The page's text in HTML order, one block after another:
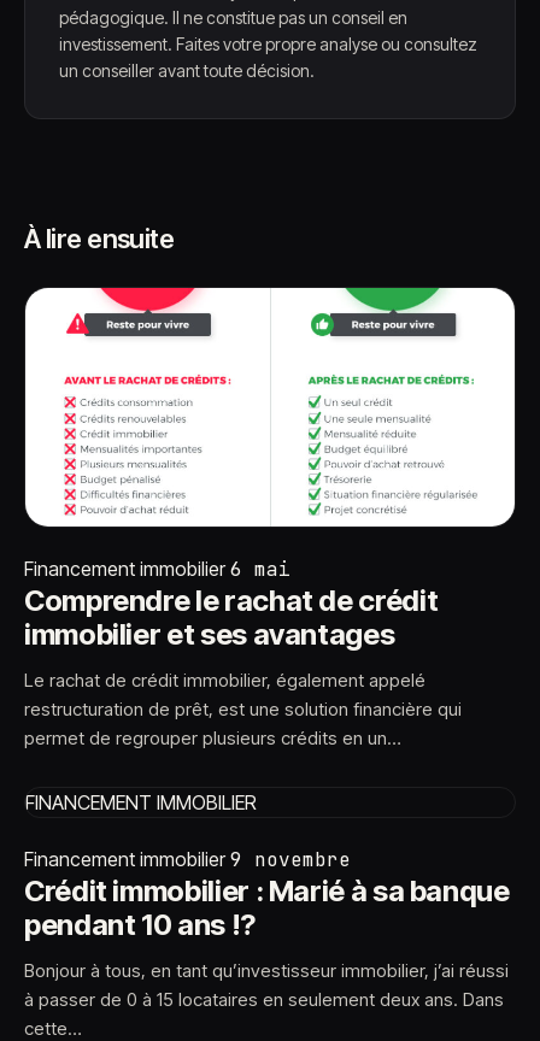
pédagogique. Il ne constitue pas un conseil en
investissement. Faites votre propre analyse ou consultez
un conseiller avant toute décision.
À lire ensuite
Financement immobilier 6 mai
Comprendre le rachat de crédit
immobilier et ses avantages
Le rachat de crédit immobilier, également appelé
restructuration de prêt, est une solution financière qui
permet de regrouper plusieurs crédits en un…
FINANCEMENT IMMOBILIER
Financement immobilier 9 novembre
Crédit immobilier : Marié à sa banque
pendant 10 ans !?
Bonjour à tous, en tant qu’investisseur immobilier, j’ai réussi
à passer de 0 à 15 locataires en seulement deux ans. Dans
cette…